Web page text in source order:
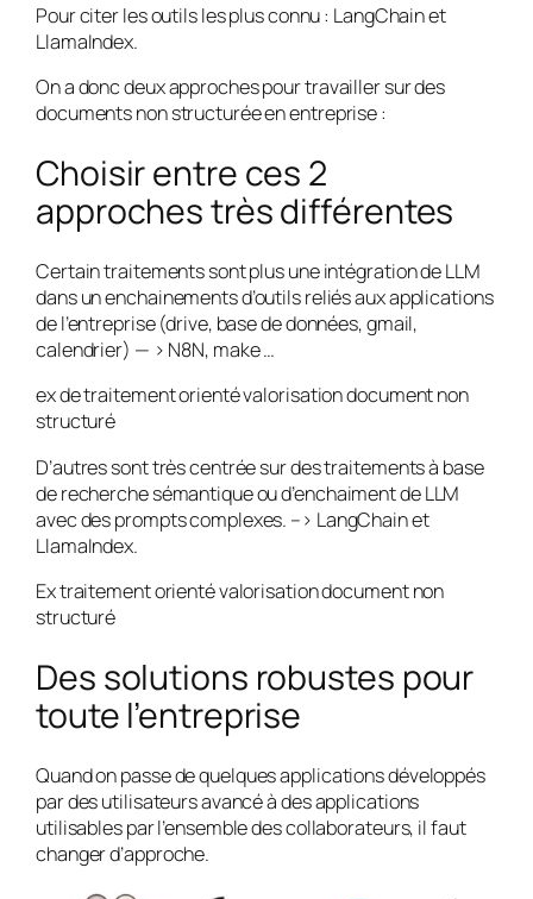
Pour citer les outils les plus connu : LangChain et
LlamaIndex.
On a donc deux approches pour travailler sur des
documents non structurée en entreprise :
Choisir entre ces 2
approches très différentes
Certain traitements sont plus une intégration de LLM
dans un enchainements d’outils reliés aux applications
de l’entreprise (drive, base de données, gmail,
calendrier) — > N8N, make …
ex de traitement orienté valorisation document non
structuré
D’autres sont très centrée sur des traitements à base
de recherche sémantique ou d’enchaiment de LLM
avec des prompts complexes. –> LangChain et
LlamaIndex.
Ex traitement orienté valorisation document non
structuré
Des solutions robustes pour
toute l’entreprise
Quand on passe de quelques applications développés
par des utilisateurs avancé à des applications
utilisables par l’ensemble des collaborateurs, il faut
changer d’approche.